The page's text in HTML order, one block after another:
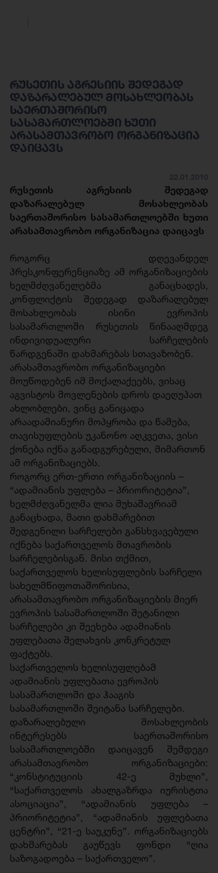
რუსეთის აგრესიის შედეგად
დაზარალებულ მოსახლეობას
საერთაშორისო
სასამართლოებში ხუთი
არასამთავრობო ორგანიზაცია
დაიცავს
რუსეთის აგრესიის შედეგად
დაზარალებულ მოსახლეობას
საერთაშორისო სასამართლოებში ხუთი
არასამთავრობო ორგანიზაცია დაიცავს
როგორც დღევანდელ
პრესკონფერენციაზე ამ ორგანიზაციების
ხელმძღვანელებმა განაცხადეს,
კონფლიქტის შედეგად დაზარალებულ
მოსახლეობას ისინი ევროპის
სასამართლოში რუსეთის წინააღმდეგ
ინდივიდუალური სარჩელების
წარდგენაში დახმარებას სთავაზობენ.
არასამთავრობო ორგანიზაციები
მოუწოდებენ იმ მოქალაქეებს, ვისაც
აგვისტოს მოვლენების დროს დაეღუპათ
ახლობლები, ვინც განიცადა
არაადამიანური მოპყრობა და წამება,
თავისუფლების უკანონო აღკვეთა, ვისი
ქონება იქნა განადგურებული, მიმართონ
ამ ორგანიზაციებს.
როგორც ერთ-ერთი ორგანიზაციის –
“ადამიანის უფლება – პრიორიტეტია”,
ხელმძღვანელმა ლია მუხაშავრიამ
განაცხადა, მათი დახმარებით
შედგენილი სარჩელები განსხვავებული
იქნება საქართველოს მთავრობის
სარჩელებისგან. მისი თქმით,
საქართველოს ხელისუფლების სარჩელი
სახელმწიფოთაშორისია,
არასამთავრობო ორგანიზაციების მიერ
ევროპის სასამართლოში შეტანილი
სარჩელები კი შეეხება ადამიანის
უფლებათა შელახვის კონკრეტულ
ფაქტებს.
საქართველოს ხელისუფლებამ
ადამიანის უფლებათა ევროპის
სასამართლოში და ჰააგის
სასამართლოში შეიტანა სარჩელები.
დაზარალებული მოსახლეობის
ინტერესებს საერთაშორისო
სასამართლოებში დაიცავენ შემდეგი
არასამთავრობო ორგანიზაციები:
“კონსტიტუციის 42-ე მუხლი”,
“საქართველოს ახალგაზრდა იურისტთა
ასოციაცია”, “ადამიანის უფლება –
პრიორიტეტია”, “ადამიანის უფლებათა
ცენტრი”, “21-ე საუკუნე”. ორგანიზაციებს
დახმარებას გაუწევს ფონდი “ღია
საზოგადოება – საქართველო”.